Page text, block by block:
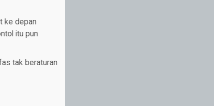
ke depan
itu pun
tak beraturan